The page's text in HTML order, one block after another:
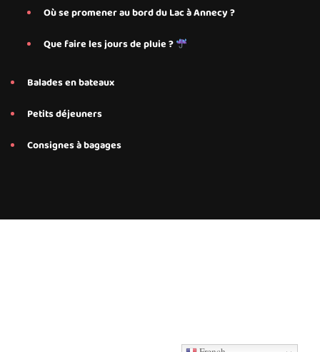
Où se promener au bord du Lac à Annecy ?
Que faire les jours de pluie ?
Balades en bateaux
Petits déjeuners
Consignes à bagages